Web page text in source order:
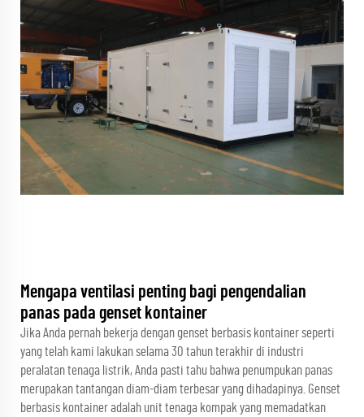
Mengapa ventilasi penting bagi pengendalian
panas pada genset kontainer
Jika Anda pernah bekerja dengan genset berbasis kontainer seperti
yang telah kami lakukan selama 30 tahun terakhir di industri
peralatan tenaga listrik, Anda pasti tahu bahwa penumpukan panas
merupakan tantangan diam-diam terbesar yang dihadapinya. Genset
berbasis kontainer adalah unit tenaga kompak yang memadatkan